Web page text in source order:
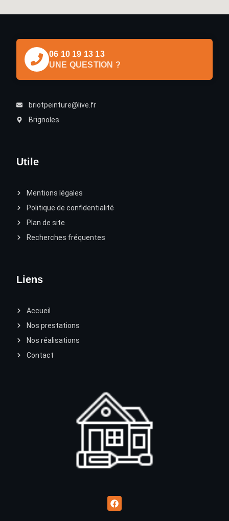
Liens
Accueil
Nos prestations
Nos réalisations
Contact
Utile
Mentions légales
Politique de confidentialité
Plan de site
Recherches fréquentes
06 10 19 13 13
UNE QUESTION ?
briotpeinture@live.fr
Brignoles